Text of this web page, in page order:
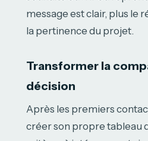
message est clair, plus le
la pertinence du projet.
Transformer la
décision
Après les premiers
créer son propre tableau